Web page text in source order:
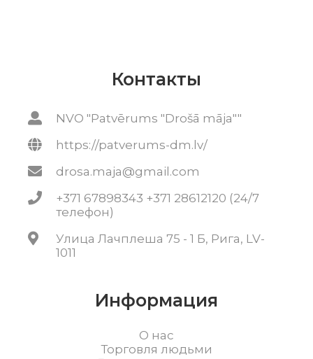
Контакты
NVO "Patvērums "Drošā māja""
https://patverums-dm.lv/
drosa.maja@gmail.com
+371 67898343 +371 28612120 (24/7
телефон)
Улица Лачплеша 75 - 1 Б, Рига, LV-
1011
Информация
О нас
Торговля людьми